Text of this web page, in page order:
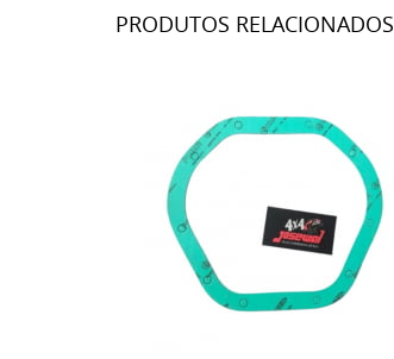
PRODUTOS RELACIONADOS